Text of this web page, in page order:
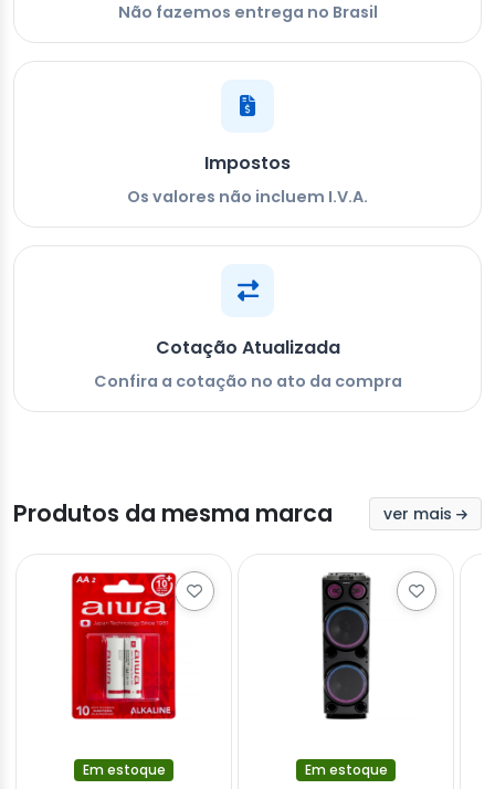
Não fazemos entrega no Brasil
Impostos
Os valores não incluem I.V.A.
Cotação Atualizada
Confira a cotação no ato da compra
Produtos da mesma marca ver mais
Em estoque Em estoque